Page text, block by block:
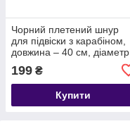
Чорний плетений шнур
для підвіски з карабіном,
довжина – 40 см, діаметр
199 ₴
Купити